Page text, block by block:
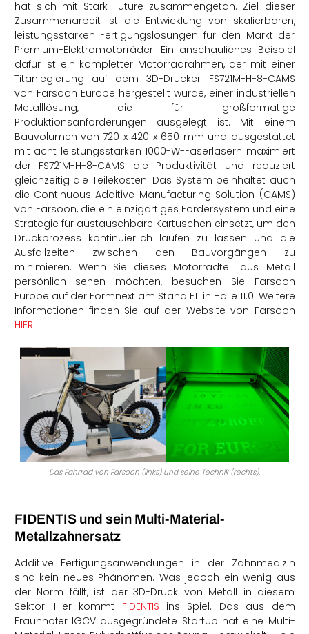
hat sich mit Stark Future zusammengetan. Ziel dieser
Zusammenarbeit ist die Entwicklung von skalierbaren,
leistungsstarken Fertigungslösungen für den Markt der
Premium-Elektromotorräder. Ein anschauliches Beispiel
dafür ist ein kompletter Motorradrahmen, der mit einer
Titanlegierung auf dem 3D-Drucker FS721M-H-8-CAMS
von Farsoon Europe hergestellt wurde, einer industriellen
Metalllösung, die für großformatige
Produktionsanforderungen ausgelegt ist. Mit einem
Bauvolumen von 720 x 420 x 650 mm und ausgestattet
mit acht leistungsstarken 1000-W-Faserlasern maximiert
der FS721M-H-8-CAMS die Produktivität und reduziert
gleichzeitig die Teilekosten. Das System beinhaltet auch
die Continuous Additive Manufacturing Solution (CAMS)
von Farsoon, die ein einzigartiges Fördersystem und eine
Strategie für austauschbare Kartuschen einsetzt, um den
Druckprozess kontinuierlich laufen zu lassen und die
Ausfallzeiten zwischen den Bauvorgängen zu
minimieren. Wenn Sie dieses Motorradteil aus Metall
persönlich sehen möchten, besuchen Sie Farsoon
Europe auf der Formnext am Stand E11 in Halle 11.0. Weitere
Informationen finden Sie auf der Website von Farsoon
HIER.
Das Fahrrad von Farsoon (links) und seine Technik (rechts).
FIDENTIS und sein Multi-Material-
Metallzahnersatz
Additive Fertigungsanwendungen in der Zahnmedizin
sind kein neues Phänomen. Was jedoch ein wenig aus
der Norm fällt, ist der 3D-Druck von Metall in diesem
Sektor. Hier kommt FIDENTIS ins Spiel. Das aus dem
Fraunhofer IGCV ausgegründete Startup hat eine Multi-